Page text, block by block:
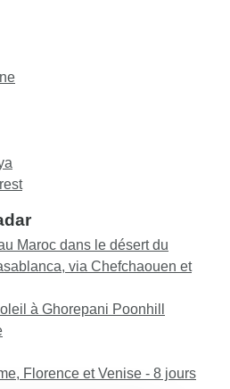
Maroc dans le désert du
via Chefchaouen et
à Ghorepani Poonhill
Florence et Venise - 8 jours